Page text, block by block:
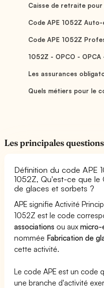
Caisse de retraite pour
Code APE 1052Z
Code APE 1052Z
1052Z - OPCO -
Les assurances
Quels métiers pour le
Les principales
Définition du code APE
1052Z, Qu'est-ce que le
de glaces et sorbets ?
APE signifie Activité
1052Z est le code
associations ou auxmicro-
nommée Fabrication de
cette activité.
Le code APE est un code
une branche d'activité